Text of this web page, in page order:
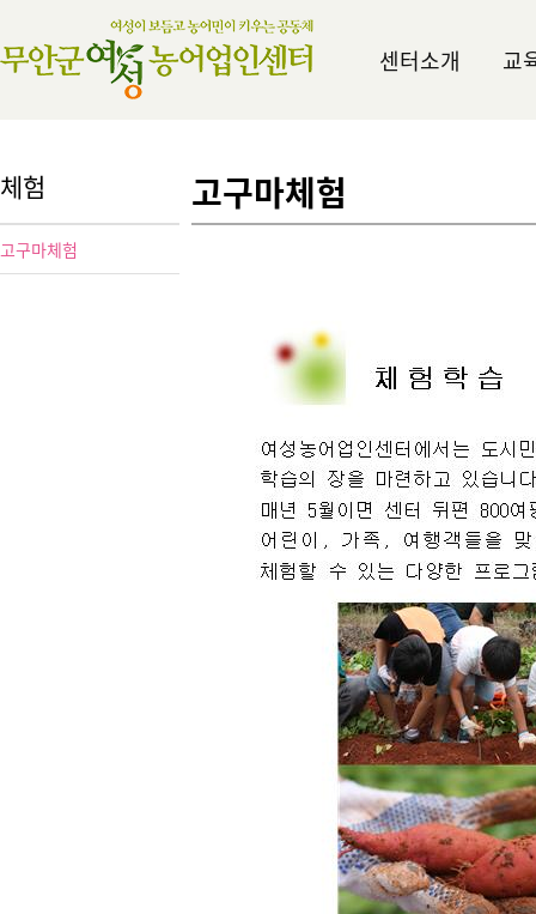
센터소개 교
체험
고구마체험
고구마체험